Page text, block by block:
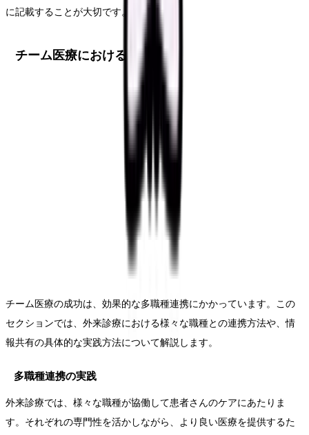
に記載することが大切です。
チーム医療における連携強化
チーム医療の成功は、効果的な多職種連携にかかっています。この
セクションでは、外来診療における様々な職種との連携方法や、情
報共有の具体的な実践方法について解説します。
多職種連携の実践
外来診療では、様々な職種が協働して患者さんのケアにあたりま
す。それぞれの専門性を活かしながら、より良い医療を提供するた